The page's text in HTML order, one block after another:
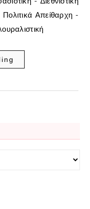
Απείθαρχη -